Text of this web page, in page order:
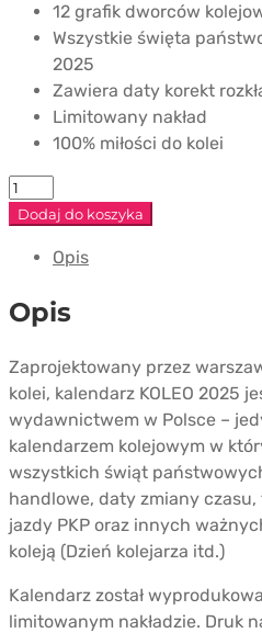
12 grafik dworców
Wszystkie święta
2025
Zawiera daty korekt
Limitowany nakład
100% miłości do kolei
ilość
Kalendarz
2025
Dodaj do koszyka
Opis
Opis
Zaprojektowany przez
kolei, kalendarz KOLEO 2025
wydawnictwem w Polsce –
kalendarzem kolejowym w
wszystkich świąt
handlowe, daty zmiany czasu,
jazdy PKP oraz innych
koleją (Dzień kolejarza itd.)
Kalendarz został
limitowanym nakładzie. Druk